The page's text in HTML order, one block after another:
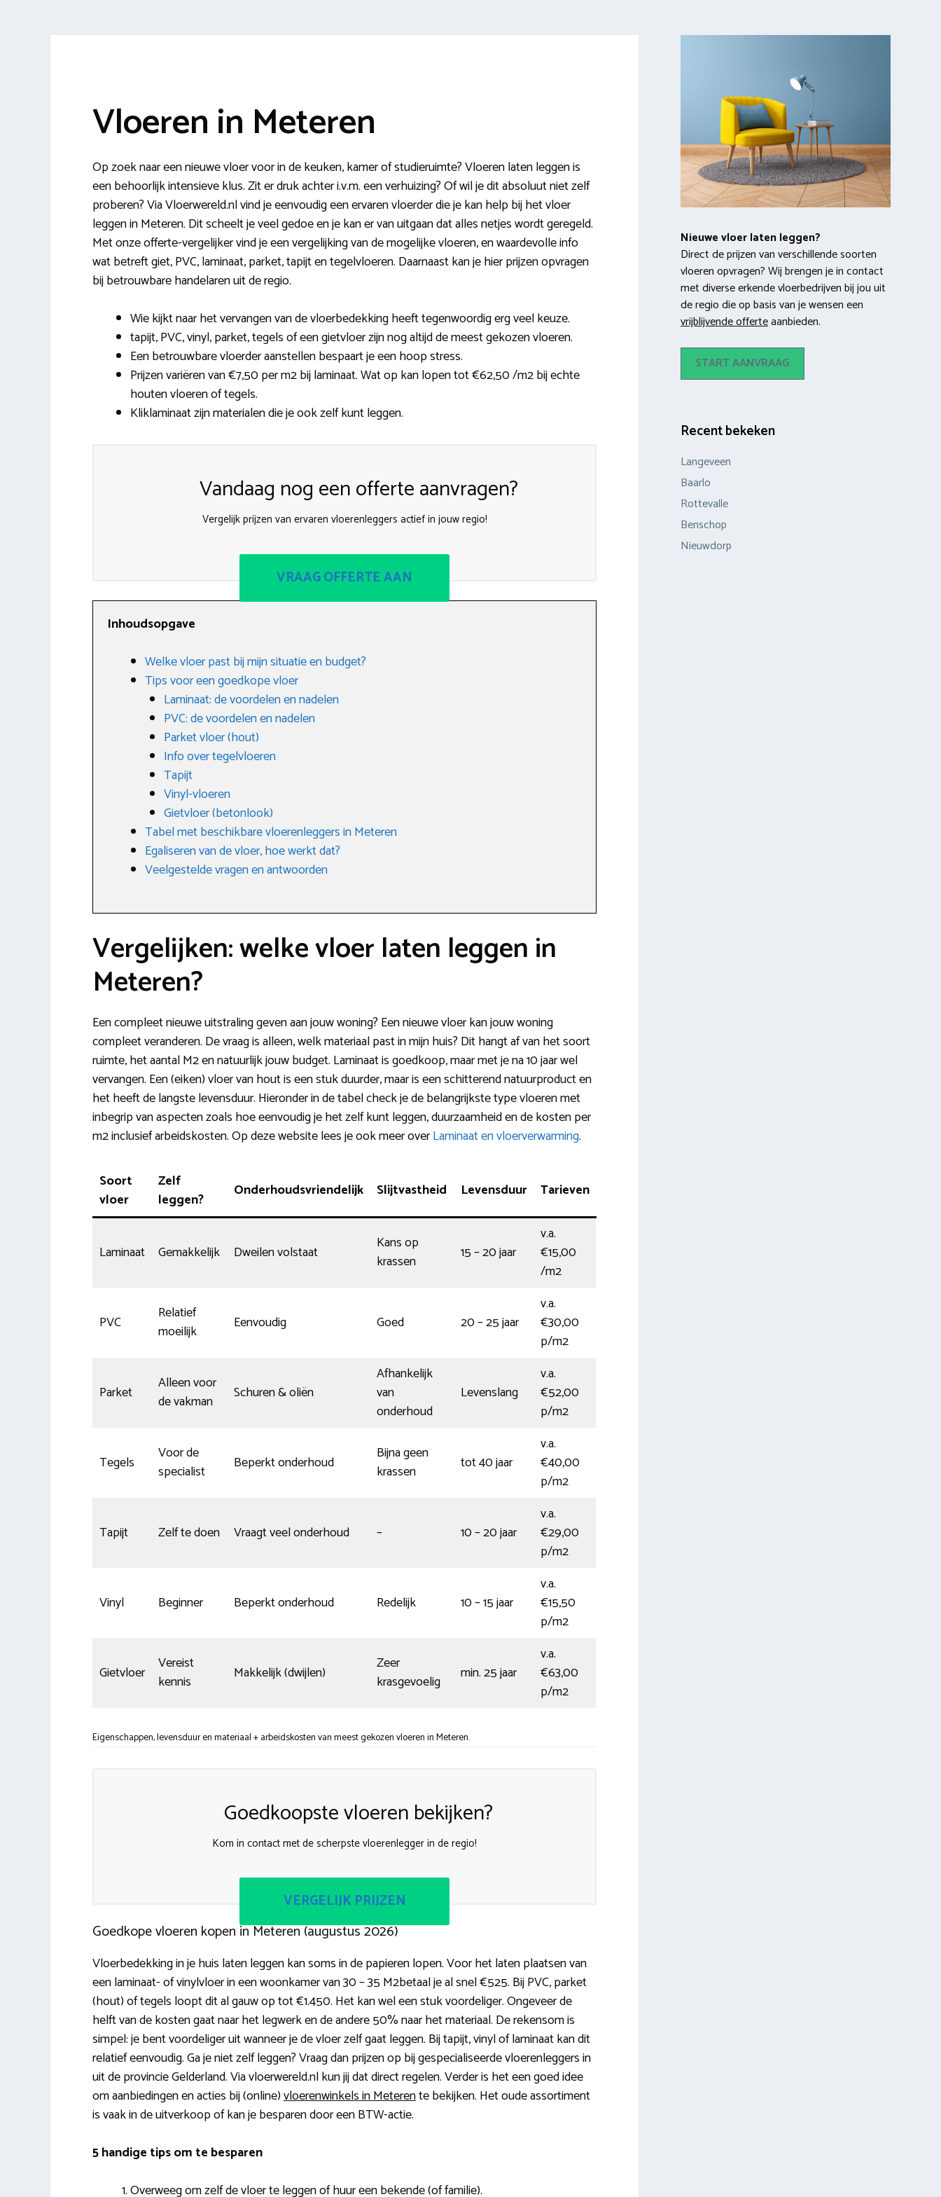
Vloeren in Meteren
Op zoek naar een nieuwe vloer voor in de keuken, kamer of studieruimte? Vloeren laten leggen is
een behoorlijk intensieve klus. Zit er druk achter i.v.m. een verhuizing? Of wil je dit absoluut niet zelf
proberen? Via Vloerwereld.nl vind je eenvoudig een ervaren vloerder die je kan help bij het vloer
leggen in Meteren. Dit scheelt je veel gedoe en je kan er van uitgaan dat alles netjes wordt geregeld.
Met onze offerte-vergelijker vind je een vergelijking van de mogelijke vloeren, en waardevolle info
wat betreft giet, PVC, laminaat, parket, tapijt en tegelvloeren. Daarnaast kan je hier prijzen opvragen
bij betrouwbare handelaren uit de regio.
Wie kijkt naar het vervangen van de vloerbedekking heeft tegenwoordig erg veel keuze.
tapijt, PVC, vinyl, parket, tegels of een gietvloer zijn nog altijd de meest gekozen vloeren.
Een betrouwbare vloerder aanstellen bespaart je een hoop stress.
Prijzen variëren van €7,50 per m2 bij laminaat. Wat op kan lopen tot €62,50 /m2 bij echte
houten vloeren of tegels.
Kliklaminaat zijn materialen die je ook zelf kunt leggen.
Vandaag nog een offerte aanvragen?
Vergelijk prijzen van ervaren vloerenleggers actief in jouw regio!
VRAAG OFFERTE AAN
Inhoudsopgave
Welke vloer past bij mijn situatie en budget?
Tips voor een goedkope vloer
Laminaat: de voordelen en nadelen
PVC: de voordelen en nadelen
Parket vloer (hout)
Info over tegelvloeren
Tapijt
Vinyl-vloeren
Gietvloer (betonlook)
Tabel met beschikbare vloerenleggers in Meteren
Egaliseren van de vloer, hoe werkt dat?
Veelgestelde vragen en antwoorden
Vergelijken: welke vloer laten leggen in
Meteren?
Een compleet nieuwe uitstraling geven aan jouw woning? Een nieuwe vloer kan jouw woning
compleet veranderen. De vraag is alleen, welk materiaal past in mijn huis? Dit hangt af van het soort
ruimte, het aantal M2 en natuurlijk jouw budget. Laminaat is goedkoop, maar met je na 10 jaar wel
vervangen. Een (eiken) vloer van hout is een stuk duurder, maar is een schitterend natuurproduct en
het heeft de langste levensduur. Hieronder in de tabel check je de belangrijkste type vloeren met
inbegrip van aspecten zoals hoe eenvoudig je het zelf kunt leggen, duurzaamheid en de kosten per
m2 inclusief arbeidskosten. Op deze website lees je ook meer overLaminaat en vloerverwarming.
Soort
vloer
Zelf
leggen?
Onderhoudsvriendelijk Slijtvastheid Levensduur Tarieven
Laminaat Gemakkelijk Dweilen volstaat
Kans op
krassen
15 – 20 jaar
v.a.
€15,00
/m2
PVC
Relatief
moeilijk
Eenvoudig Goed 20 – 25 jaar
v.a.
€30,00
p/m2
Parket
Alleen voor
de vakman
Schuren & oliën
Afhankelijk
van
onderhoud
Levenslang
v.a.
€52,00
p/m2
Tegels
Voor de
specialist
Beperkt onderhoud
Bijna geen
krassen
tot 40 jaar
v.a.
€40,00
p/m2
Tapijt Zelf te doen Vraagt veel onderhoud – 10 – 20 jaar
v.a.
€29,00
p/m2
Vinyl Beginner Beperkt onderhoud Redelijk 10 – 15 jaar
v.a.
€15,50
p/m2
Gietvloer
Vereist
kennis
Makkelijk (dwijlen)
Zeer
krasgevoelig
min. 25 jaar
v.a.
€63,00
p/m2
Eigenschappen, levensduur en materiaal + arbeidskosten van meest gekozen vloeren in Meteren.
Goedkoopste vloeren bekijken?
Kom in contact met de scherpste vloerenlegger in de regio!
VERGELIJK PRIJZEN
Goedkope vloeren kopen in Meteren (augustus 2026)
Vloerbedekking in je huis laten leggen kan soms in de papieren lopen. Voor het laten plaatsen van
een laminaat- of vinylvloer in een woonkamer van 30 – 35 M2betaal je al snel €525. Bij PVC, parket
(hout) of tegels loopt dit al gauw op tot €1.450. Het kan wel een stuk voordeliger. Ongeveer de
helft van de kosten gaat naar het legwerk en de andere 50% naar het materiaal. De rekensom is
simpel: je bent voordeliger uit wanneer je de vloer zelf gaat leggen. Bij tapijt, vinyl of laminaat kan dit
relatief eenvoudig. Ga je niet zelf leggen? Vraag dan prijzen op bij gespecialiseerde vloerenleggers in
uit de provincie Gelderland. Via vloerwereld.nl kun jij dat direct regelen. Verder is het een goed idee
om aanbiedingen en acties bij (online)vloerenwinkels in Meterente bekijken. Het oude assortiment
is vaak in de uitverkoop of kan je besparen door een BTW-actie.
5 handige tips om te besparen
Overweeg om zelf de vloer te leggen of huur een bekende (of familie).
Nieuwe vloer laten leggen?
Direct de prijzen van verschillende soorten
vloeren opvragen? Wij brengen je in contact
met diverse erkende vloerbedrijven bij jou uit
de regio die op basis van je wensen een
vrijblijvende offerteaanbieden.
START AANVRAAG
Recent bekeken
Langeveen
Baarlo
Rottevalle
Benschop
Nieuwdorp